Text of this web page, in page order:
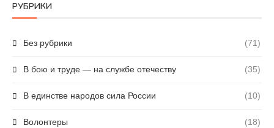
РУБРИКИ
Без рубрики (71)
В бою и труде — на службе отечеству (35)
В единстве народов сила России (10)
Волонтеры (18)